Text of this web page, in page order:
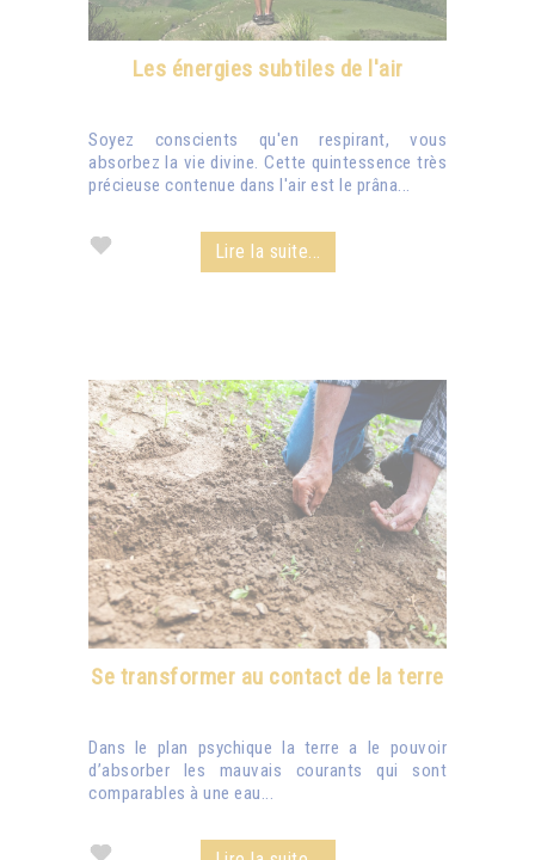
Les énergies subtiles de l'air
Soyez conscients qu'en respirant, vous
absorbez la vie divine. Cette quintessence très
précieuse contenue dans l'air est le prâna...
Lire la suite...
Se transformer au contact de la terre
Dans le plan psychique la terre a le pouvoir
d’absorber les mauvais courants qui sont
comparables à une eau...